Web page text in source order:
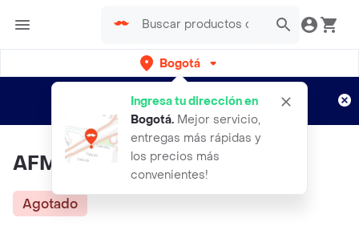
Bogotá
Ingresa tu dirección en
Bogotá. Mejor servicio,
entregas más rápidas y
los precios más
convenientes!
envíos gratis por semanas
Aplican TyC
AFM Bolsa Multiusos
Agotado